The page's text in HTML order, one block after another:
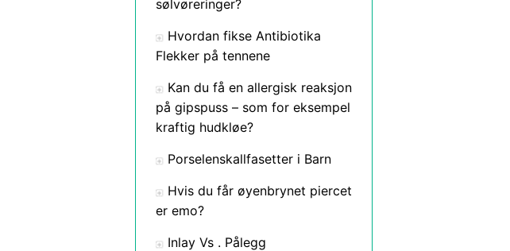
sølvøreringer?
Hvordan fikse Antibiotika
Flekker på tennene
Kan du få en allergisk reaksjon
på gipspuss – som for eksempel
kraftig hudkløe?
Porselenskallfasetter i Barn
Hvis du får øyenbrynet piercet
er emo?
Inlay Vs . Pålegg